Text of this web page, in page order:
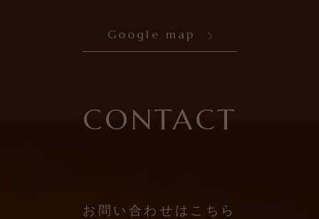
Google map
CONTACT
お問い合わせはこちら